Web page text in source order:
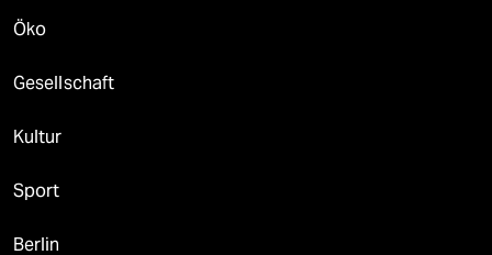
Öko
Gesellschaft
Kultur
Sport
Berlin